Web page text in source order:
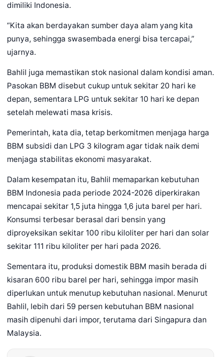
dimiliki Indonesia.
“Kita akan berdayakan sumber daya alam yang kita
punya, sehingga swasembada energi bisa tercapai,”
ujarnya.
Bahlil juga memastikan stok nasional dalam kondisi aman.
Pasokan BBM disebut cukup untuk sekitar 20 hari ke
depan, sementara LPG untuk sekitar 10 hari ke depan
setelah melewati masa krisis.
Pemerintah, kata dia, tetap berkomitmen menjaga harga
BBM subsidi dan LPG 3 kilogram agar tidak naik demi
menjaga stabilitas ekonomi masyarakat.
Dalam kesempatan itu, Bahlil memaparkan kebutuhan
BBM Indonesia pada periode 2024-2026 diperkirakan
mencapai sekitar 1,5 juta hingga 1,6 juta barel per hari.
Konsumsi terbesar berasal dari bensin yang
diproyeksikan sekitar 100 ribu kiloliter per hari dan solar
sekitar 111 ribu kiloliter per hari pada 2026.
Sementara itu, produksi domestik BBM masih berada di
kisaran 600 ribu barel per hari, sehingga impor masih
diperlukan untuk menutup kebutuhan nasional. Menurut
Bahlil, lebih dari 59 persen kebutuhan BBM nasional
masih dipenuhi dari impor, terutama dari Singapura dan
Malaysia.